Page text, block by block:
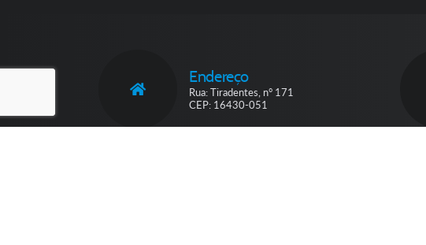
Endereço
Rua: Tiradentes, n° 171
CEP: 16430-051